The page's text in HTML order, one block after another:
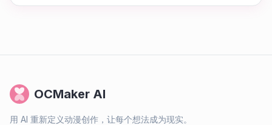
OCMaker AI
用 AI 重新定义动漫创作，让每个想法成为现实。